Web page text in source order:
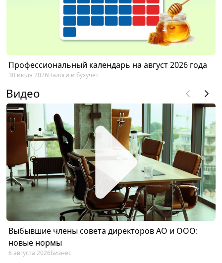
Профессиональный календарь на август 2026 года
30 июля 2026Налоги и бухучет
Видео
Выбывшие члены совета директоров АО и ООО:
новые нормы
6 августа 2026Бизнес